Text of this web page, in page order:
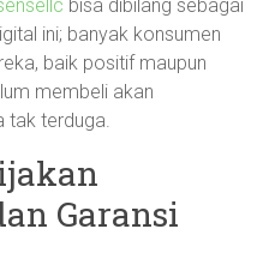
bisa dibilang sebagai
ini; banyak konsumen
baik positif maupun
membeli akan
tak terduga.
Garansi